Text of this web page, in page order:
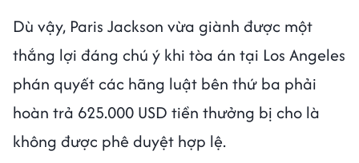
Dù vậy, Paris Jackson vừa giành được một
thắng lợi đáng chú ý khi tòa án tại Los Angeles
phán quyết các hãng luật bên thứ ba phải
hoàn trả 625.000 USD tiền thưởng bị cho là
không được phê duyệt hợp lệ.